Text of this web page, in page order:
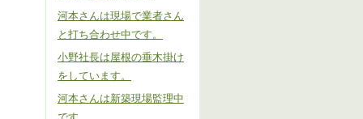
河本さんは現場で業者さん
と打ち合わせ中です。
小野社長は屋根の垂木掛け
をしています。
河本さんは新築現場監理中